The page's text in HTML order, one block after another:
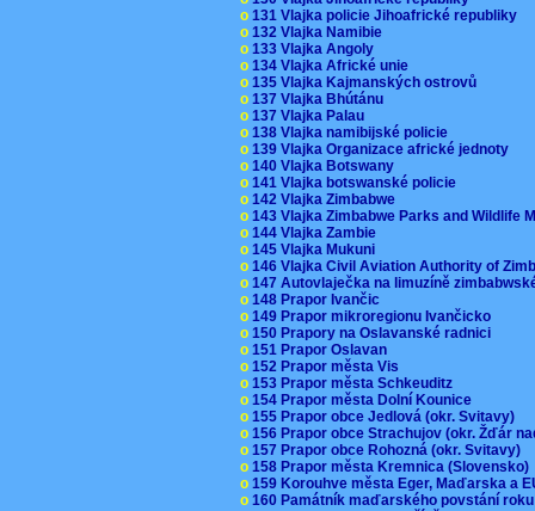
o 131 Vlajka policie Jihoafrické republiky
o 132 Vlajka Namibie
o 133 Vlajka Angoly
o 134 Vlajka Africké unie
o 135 Vlajka Kajmanských ostrovů
o 137 Vlajka Bhútánu
o 137 Vlajka Palau
o 138 Vlajka namibijské policie
o 139 Vlajka Organizace africké jednoty
o 140 Vlajka Botswany
o 141 Vlajka botswanské policie
o 142 Vlajka Zimbabwe
o 143 Vlajka Zimbabwe Parks and Wildlife
o 144 Vlajka Zambie
o 145 Vlajka Mukuni
o 146 Vlajka Civil Aviation Authority of
o 147 Autovlaječka na limuzíně
o 148 Prapor Ivančic
o 149 Prapor mikroregionu Ivančicko
o 150 Prapory na Oslavanské radnici
o 151 Prapor Oslavan
o 152 Prapor města Vis
o 153 Prapor města Schkeuditz
o 154 Prapor města Dolní Kounice
o 155 Prapor obce Jedlová (okr. Svitavy)
o 156 Prapor obce Strachujov (okr. Žďár
o 157 Prapor obce Rohozná (okr. Svitavy)
o 158 Prapor města Kremnica (Slovensko)
o 159 Korouhve města Eger, Maďarska a
o 160 Památník maďarského povstání